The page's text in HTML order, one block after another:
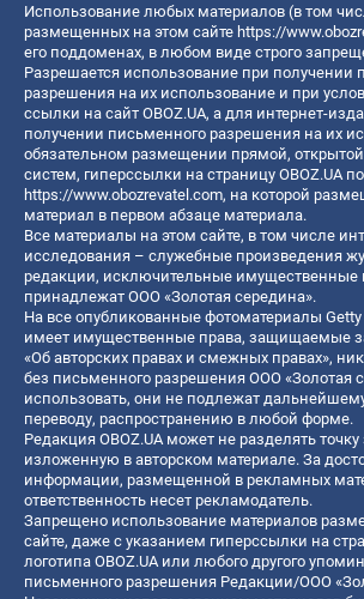
Использование любых материалов (в том
размещенных на этом сайте https://
его поддоменах, в любом виде строго
Разрешается использование при получении
разрешения на их использование и при
ссылки на сайт OBOZ.UA, а для интернет-
получении письменного разрешения на их
обязательном размещении прямой,
систем, гиперссылки на страницу OBOZ.UA
https://www.obozrevatel.com, на которой
материал в первом абзаце материала.
Все материалы на этом сайте, в том числе
исследования – служебные произведения
редакции, исключительные имущественные
принадлежат ООО «Золотая середина».
На все опубликованные фотоматериалы
имеет имущественные права, защищаемые
«Об авторских правах и смежных правах»,
без письменного разрешения ООО «Золотая
использовать, они не подлежат
переводу, распространению в любой форме.
Редакция OBOZ.UA может не разделять точку
изложенную в авторском материале. За
информации, размещенной в рекламных
ответственность несет рекламодатель.
Запрещено использование материалов
сайте, даже с указанием гиперссылки на
логотипа OBOZ.UA или любого другого
письменного разрешения Редакции/ООО